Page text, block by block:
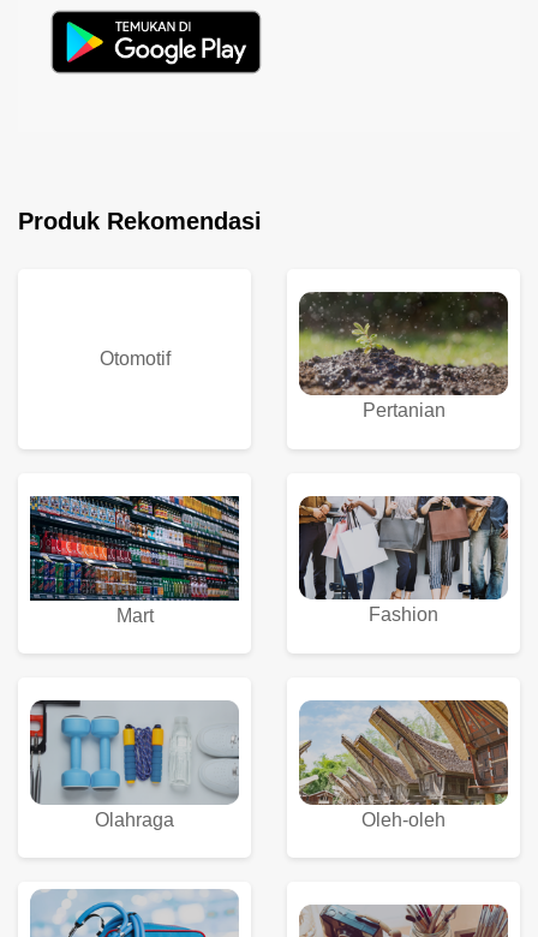
Produk Rekomendasi
Otomotif
Pertanian
Mart Fashion
Olahraga Oleh-oleh